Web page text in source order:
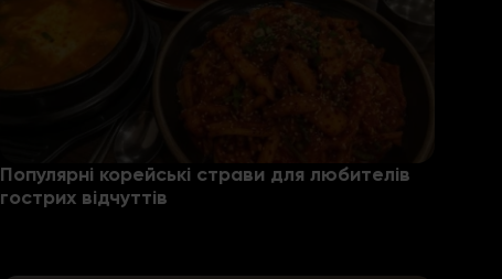
Популярні корейські страви для любителів
гострих відчуттів